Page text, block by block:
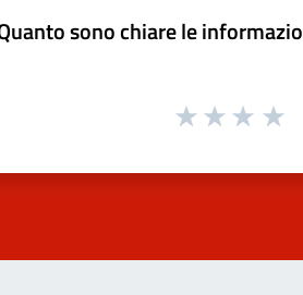
sono chiare le